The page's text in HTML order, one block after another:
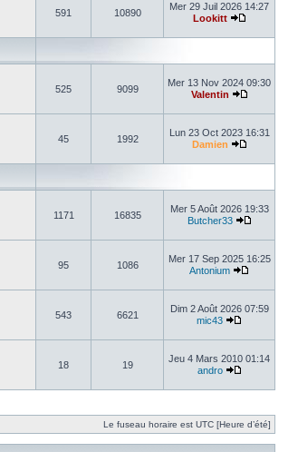
591 10890
Mer 29 Juil 2026 14:27
Lookitt
525 9099
Mer 13 Nov 2024 09:30
Valentin
45 1992
Lun 23 Oct 2023 16:31
Damien
1171 16835
Mer 5 Août 2026 19:33
Butcher33
95 1086
Mer 17 Sep 2025 16:25
Antonium
543 6621
Dim 2 Août 2026 07:59
mic43
18 19
Jeu 4 Mars 2010 01:14
andro
Le fuseau horaire est UTC [Heure d’été]